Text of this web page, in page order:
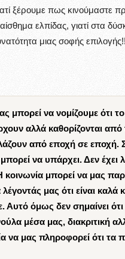
ξέρουμε πως κινούμαστε
ελπίδας, γιατί στα
μιας σοφής
μπορεί να νομίζουμε ότι
αλλά καθορίζονται από
από εποχή σε εποχή.
να υπάρχει. Δεν έχει
μπορεί να μας
μας ότι είναι καλά
Αυτό όμως δεν σημαίνει ότι
μέσα μας, διακριτική
να μας πληροφορεί ότι τα